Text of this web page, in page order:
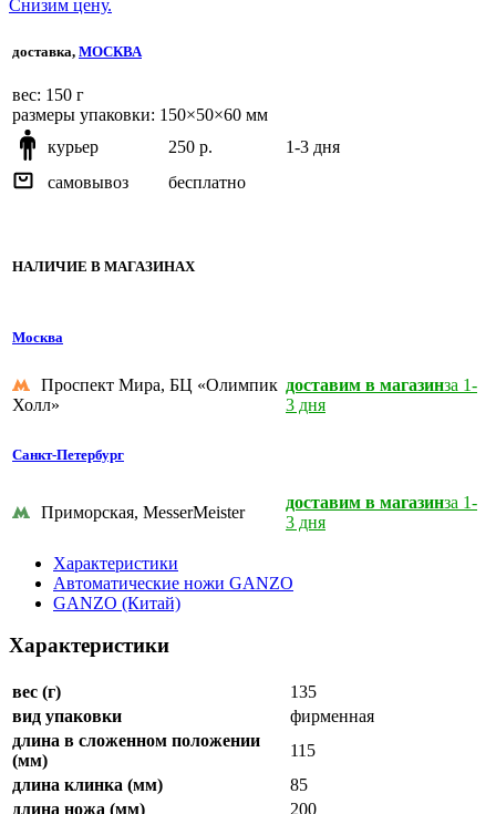
Снизим цену.
доставка, МОСКВА
веc: 150 г
размеры упаковки: 150×50×60 мм
курьер
250 р.
1-3 дня
самовывоз
бесплатно
НАЛИЧИЕ В МАГАЗИНАХ
Москва
Проспект Мира, БЦ «Олимпик
Холл»
доставим в магазинза 1-
3 дня
Санкт-Петербург
Приморская, MesserMeister
доставим в магазинза 1-
3 дня
Характеристики
Автоматические ножи GANZO
GANZO (Китай)
Характеристики
вес (г)
135
вид упаковки
фирменная
длина в сложенном положении
(мм)
115
длина клинка (мм)
85
длина ножа (мм)
200